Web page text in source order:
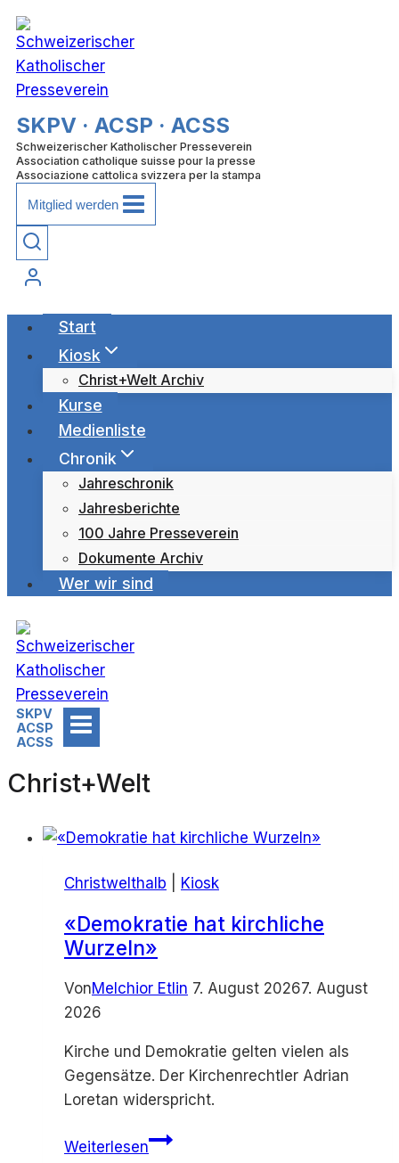
Zum
Inhalt
springen
SKPV · ACSP · ACSS
Schweizerischer Katholischer Presseverein
Association catholique suisse pour la presse
Associazione cattolica svizzera per la stampa
Mitglied werden
Start
Kiosk
Christ+Welt Archiv
Kurse
Medienliste
Chronik
Jahreschronik
Jahresberichte
100 Jahre Presseverein
Dokumente Archiv
Wer wir sind
SKPV
ACSP
ACSS
Christ+Welt
Christwelthalb Kiosk
«Demokratie hat kirchliche
Wurzeln»
VonMelchior Etlin 7. August 20267. August
2026
Kirche und Demokratie gelten vielen als
Gegensätze. Der Kirchenrechtler Adrian
Loretan widerspricht.
Weiterlesen«Demokratie